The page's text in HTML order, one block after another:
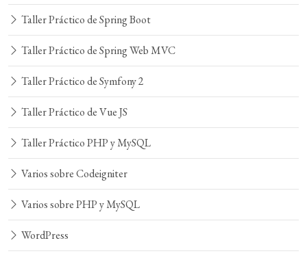
Taller Práctico de Spring Boot
Taller Práctico de Spring Web MVC
Taller Práctico de Symfony 2
Taller Práctico de Vue JS
Taller Práctico PHP y MySQL
Varios sobre Codeigniter
Varios sobre PHP y MySQL
WordPress